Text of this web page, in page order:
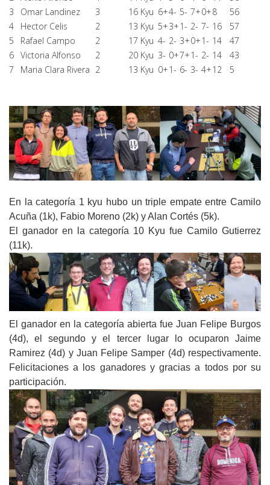
3
Omar Landinez 3 16 Kyu 6+4- 5- 7+0+8
56
4
Hector Celis 2 13 Kyu 5+3+1- 2- 7- 16
57
5
Rafael Campo 2 17 Kyu 4- 2- 3+0+1- 14
47
6 Victoria Alfonso 2 20 Kyu 3- 0+7+1- 2- 14
43
7
Maria Clara Rivera 2 13 Kyu 0+1- 6- 3- 4+12 5
En la categoría 1 kyu hubo un triple empate entre Camilo
Acuña (1k), Fabio Moreno (2k) y Alan Cortés (5k).
El ganador en la categoría 10 Kyu fue Camilo Gutierrez
(11k).
El ganador en la categoría abierta fue Juan Felipe Burgos
(4d), el segundo y el tercer lugar lo ocuparon Jaime
Ramirez (4d) y Juan Felipe Samper (4d) respectivamente.
Felicitaciones a los ganadores y gracias a todos por su
participación.